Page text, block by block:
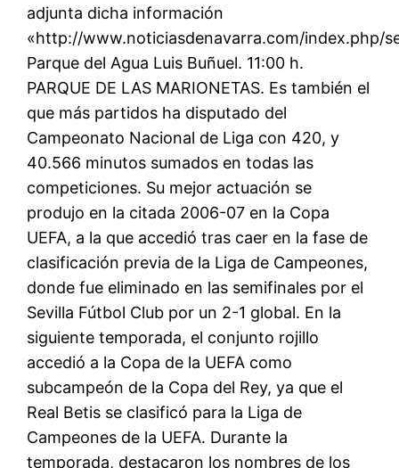
adjunta dicha información
«http://www.noticiasdenavarra.com/index.php/
Parque del Agua Luis Buñuel. 11:00 h.
PARQUE DE LAS MARIONETAS. Es también el
que más partidos ha disputado del
Campeonato Nacional de Liga con 420, y
40.566 minutos sumados en todas las
competiciones. Su mejor actuación se
produjo en la citada 2006-07 en la Copa
UEFA, a la que accedió tras caer en la fase de
clasificación previa de la Liga de Campeones,
donde fue eliminado en las semifinales por el
Sevilla Fútbol Club por un 2-1 global. En la
siguiente temporada, el conjunto rojillo
accedió a la Copa de la UEFA como
subcampeón de la Copa del Rey, ya que el
Real Betis se clasificó para la Liga de
Campeones de la UEFA. Durante la
temporada, destacaron los nombres de los